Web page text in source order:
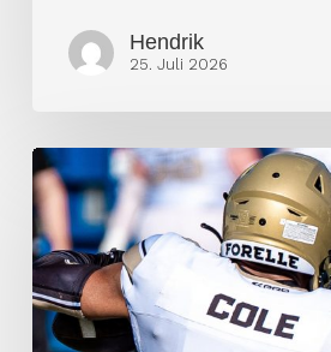
Hendrik
25. Juli 2026
The
Jon
Cole
Game:
Thunder
überrollt